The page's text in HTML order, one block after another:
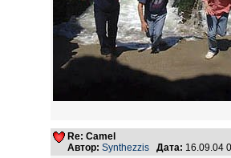
Re: Camel
Автор: Synthezzis Дата: 16.09.04